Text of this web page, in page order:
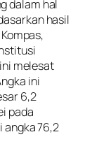
dalam hal
hasil
melesat
ini
6,2
pada
angka 76,2